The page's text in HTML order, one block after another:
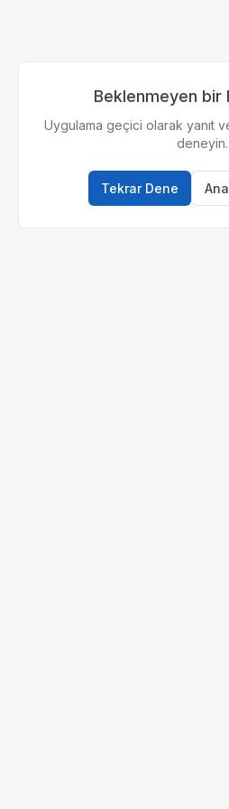
Beklenmeyen bir
Uygulama geçici olarak yanıt
deneyin.
Tekrar Dene